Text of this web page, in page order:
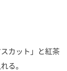
カット」と紅茶
る。